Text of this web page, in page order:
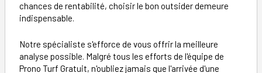
chances de rentabilité, choisir le bon outsider demeure
indispensable.
Notre spécialiste s'efforce de vous offrir la meilleure
analyse possible. Malgré tous les efforts de l'équipe de
Prono Turf Gratuit, n'oubliez jamais que l'arrivée d'une